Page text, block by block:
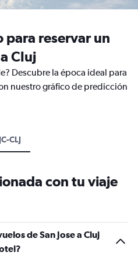
para reservar un
Cluj
Descubre la época ideal para
nuestro gráfico de predicción
CLJ
con tu viaje
de San Jose a Cluj